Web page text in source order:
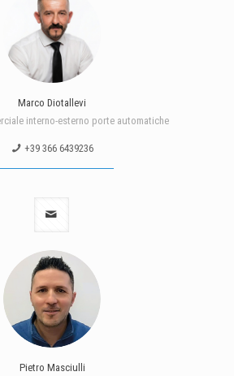
Marco Diotallevi
interno-esterno porte automatiche
+39 366 6439236
Pietro Masciulli